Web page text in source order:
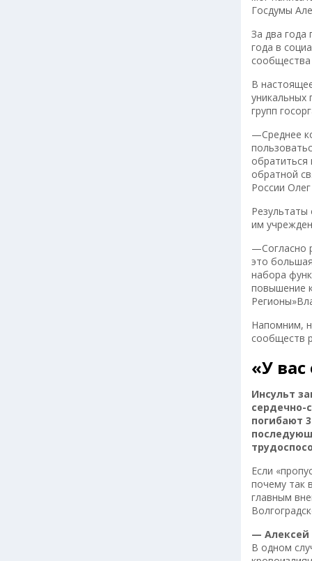
Госдумы
За два года
года в
сообщества
В
уникальных
групп
—Среднее
обратной
России
им
—Согласно
это
набора
повышение
Напомним,
сообществ
«У вас
Инсульт
сердечно-
погибают
Если
почему так
главным
— Алексей
В одном